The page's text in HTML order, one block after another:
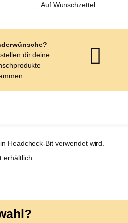
Auf Wunschzettel
dir deine
Headcheck-Bit verwendet wird.
erhältlich.